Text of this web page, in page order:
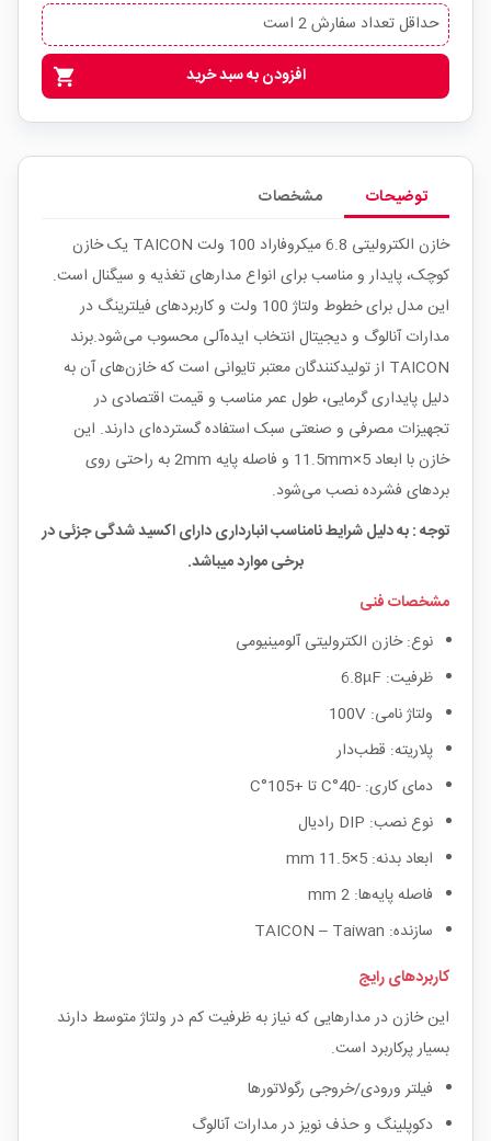
حداقل تعداد سفارش 2 است
shopping_cart افزودن به سبد خرید
توضیحات
مشخصات
خازن الکترولیتی 6.8 میکروفاراد 100 ولت TAICON یک خازن
کوچک، پایدار و مناسب برای انواع مدارهای تغذیه و سیگنال است.
این مدل برای خطوط ولتاژ 100 ولت و کاربردهای فیلترینگ در
مدارات آنالوگ و دیجیتال انتخاب ایده‌آلی محسوب می‌شود.برند
TAICON از تولیدکنندگان معتبر تایوانی است که خازن‌های آن به
دلیل پایداری گرمایی، طول عمر مناسب و قیمت اقتصادی در
تجهیزات مصرفی و صنعتی سبک استفاده گسترده‌ای دارند. این
خازن با ابعاد 5×11.5mm و فاصله پایه 2mm به راحتی روی
بردهای فشرده نصب می‌شود.
توجه : به دلیل شرایط نامناسب انبارداری دارای اکسید شدگی جزئی در
برخی موارد میباشد.
مشخصات فنی
نوع: خازن الکترولیتی آلومینیومی
ظرفیت: 6.8µF
ولتاژ نامی: 100V
پلاریته: قطب‌دار
دمای کاری: -40°C تا +105°C
نوع نصب: DIP رادیال
ابعاد بدنه: 5×11.5 mm
فاصله پایه‌ها: 2 mm
سازنده: TAICON – Taiwan
کاربردهای رایج
این خازن در مدارهایی که نیاز به ظرفیت کم در ولتاژ متوسط دارند
بسیار پرکاربرد است.
فیلتر ورودی/خروجی رگولاتورها
دکوپلینگ و حذف نویز در مدارات آنالوگ